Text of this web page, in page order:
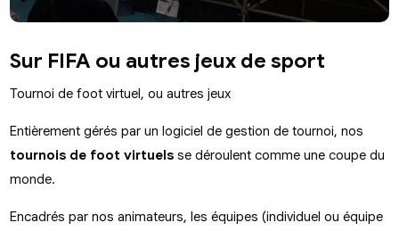
Sur FIFA ou autres jeux de sport
Tournoi de foot virtuel, ou autres jeux
Entièrement gérés par un logiciel de gestion de tournoi, nos
tournois de foot virtuels se déroulent comme une coupe du
monde.
Encadrés par nos animateurs, les équipes (individuel ou équipe